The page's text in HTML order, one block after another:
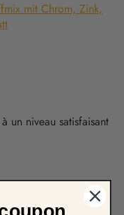
mit Chrom, Zink,
un niveau satisfaisant
aus